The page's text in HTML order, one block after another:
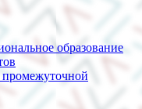
образование